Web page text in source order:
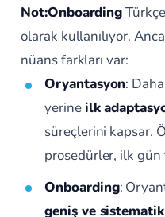
Not:Onboarding
olarak kullanılıyor.
nüans farkları var:
Oryantasyon:
yerine ilk
süreçlerini kapsar.
prosedürler, ilk gün
Onboarding:
geniş ve